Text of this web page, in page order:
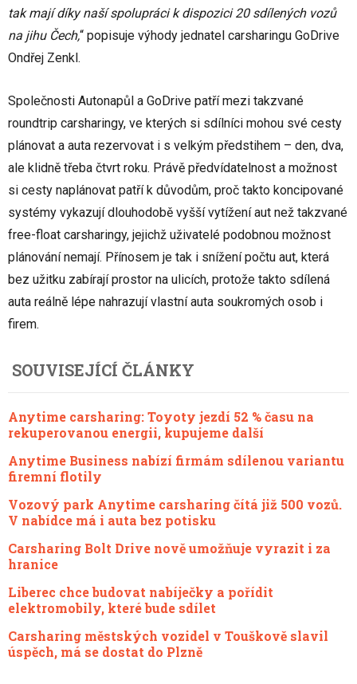
tak mají díky naší spolupráci k dispozici 20 sdílených vozů
na jihu Čech,“ popisuje výhody jednatel carsharingu GoDrive
Ondřej Zenkl.
Společnosti Autonapůl a GoDrive patří mezi takzvané
roundtrip carsharingy, ve kterých si sdílníci mohou své cesty
plánovat a auta rezervovat i s velkým předstihem – den, dva,
ale klidně třeba čtvrt roku. Právě předvídatelnost a možnost
si cesty naplánovat patří k důvodům, proč takto koncipované
systémy vykazují dlouhodobě vyšší vytížení aut než takzvané
free-float carsharingy, jejichž uživatelé podobnou možnost
plánování nemají. Přínosem je tak i snížení počtu aut, která
bez užitku zabírají prostor na ulicích, protože takto sdílená
auta reálně lépe nahrazují vlastní auta soukromých osob i
firem.
SOUVISEJÍCÍ ČLÁNKY
Anytime carsharing: Toyoty jezdí 52 % času na
rekuperovanou energii, kupujeme další
Anytime Business nabízí firmám sdílenou variantu
firemní flotily
Vozový park Anytime carsharing čítá již 500 vozů.
V nabídce má i auta bez potisku
Carsharing Bolt Drive nově umožňuje vyrazit i za
hranice
Liberec chce budovat nabíječky a pořídit
elektromobily, které bude sdílet
Carsharing městských vozidel v Touškově slavil
úspěch, má se dostat do Plzně